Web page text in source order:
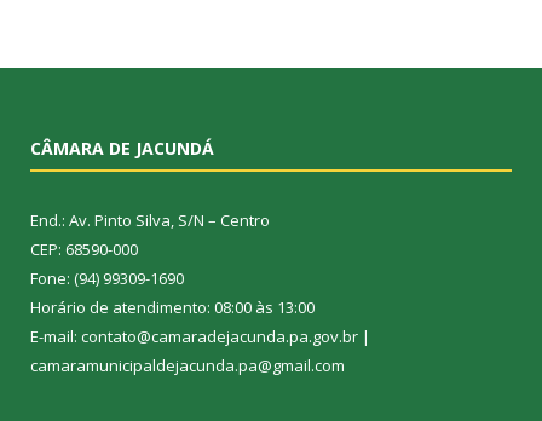
CÂMARA DE JACUNDÁ
End.: Av. Pinto Silva, S/N – Centro
CEP: 68590-000
Fone: (94) 99309-1690
Horário de atendimento: 08:00 às 13:00
E-mail: contato@camaradejacunda.pa.gov.br |
camaramunicipaldejacunda.pa@gmail.com